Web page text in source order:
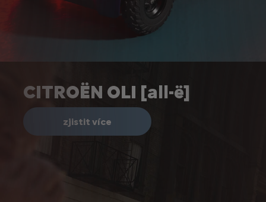
CITROËN OLI [all-ë]
zjistit více